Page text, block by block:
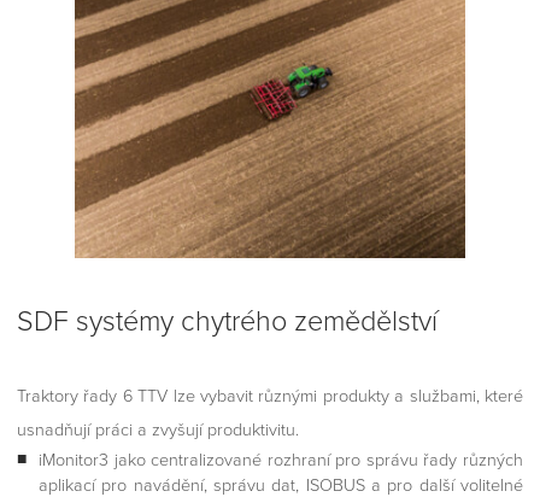
SDF systémy chytrého zemědělství
Traktory řady 6 TTV lze vybavit různými produkty a službami, které
usnadňují práci a zvyšují produktivitu.
iMonitor3 jako centralizované rozhraní pro správu řady různých
aplikací pro navádění, správu dat, ISOBUS a pro další volitelné